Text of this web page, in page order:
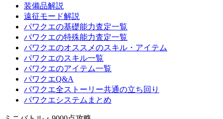
装備品解説
遠征モード解説
パワクエの基礎能力査定一覧
パワクエの特殊能力査定一覧
パワクエのオススメのスキル・アイテム
パワクエのスキル一覧
パワクエのアイテム一覧
パワクエQ&A
パワクエ全ストーリー共通の立ち回り
パワクエシステムまとめ